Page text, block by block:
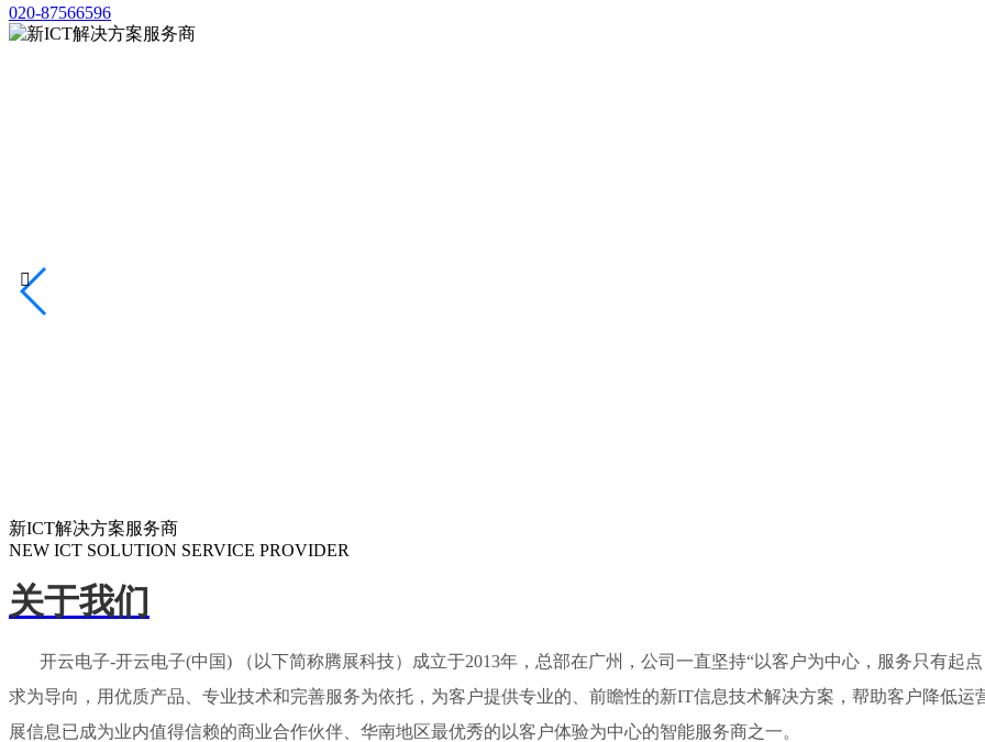
020-87566596
新ICT解决方案服务商
NEW ICT SOLUTION SERVICE PROVIDER

关于我们
开云电子-开云电子(中国) （以下简称腾展科技）成立于2013年，总部在广州，公司一直坚持“以客户为中心，服务只有起
求为导向，用优质产品、专业技术和完善服务为依托，为客户提供专业的、前瞻性的新IT信息技术解决方案，帮助客户降低
展信息已成为业内值得信赖的商业合作伙伴、华南地区最优秀的以客户体验为中心的智能服务商之一。